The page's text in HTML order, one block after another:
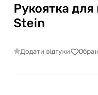
Рукоятка
Stein
Додати відгуки